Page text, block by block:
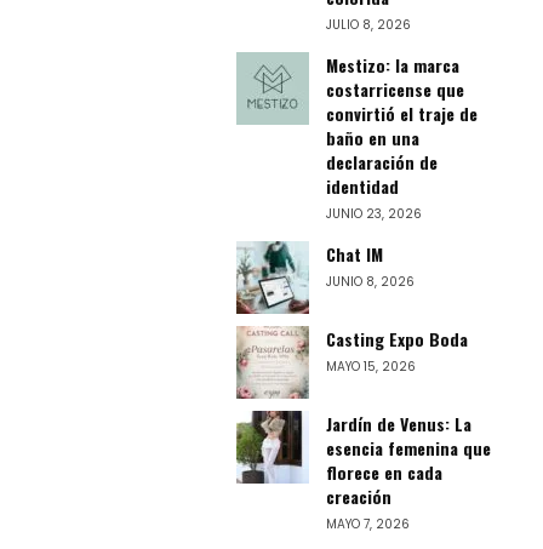
JULIO 8, 2026
Mestizo: la marca
costarricense que
convirtió el traje de
baño en una
declaración de
identidad
JUNIO 23, 2026
Chat IM
JUNIO 8, 2026
Casting Expo Boda
MAYO 15, 2026
Jardín de Venus: La
esencia femenina que
florece en cada
creación
MAYO 7, 2026